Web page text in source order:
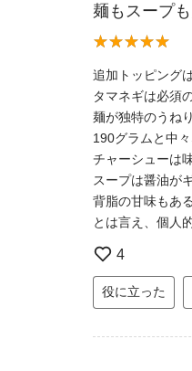
麺もスープ
追加トッピング
タマネギは必須
麺が独特のうね
190グラムと中
チャーシューは
スープは醤油が
背脂の甘味もあ
とは言え、個人
4
役に立った